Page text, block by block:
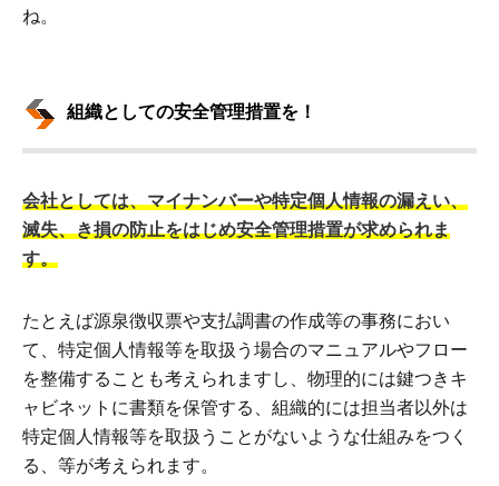
ね。
組織としての安全管理措置を！
会社としては、マイナンバーや特定個人情報の漏えい、
滅失、き損の防止をはじめ安全管理措置が求められま
す。
たとえば源泉徴収票や支払調書の作成等の事務におい
て、特定個人情報等を取扱う場合のマニュアルやフロー
を整備することも考えられますし、物理的には鍵つきキ
ャビネットに書類を保管する、組織的には担当者以外は
特定個人情報等を取扱うことがないような仕組みをつく
る、等が考えられます。